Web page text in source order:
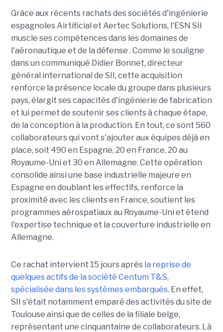
Grâce aux récents rachats des sociétés d'ingénierie
espagnoles Airtificial et Aertec Solutions, l'ESN SII
muscle ses compétences dans les domaines de
l'aéronautique et de la défense . Comme le souligne
dans un communiqué Didier Bonnet, directeur
général international de SII, cette acquisition
renforce la présence locale du groupe dans plusieurs
pays, élargit ses capacités d'ingénierie de fabrication
et lui permet de soutenir ses clients à chaque étape,
de la conception à la production. En tout, ce sont 560
collaborateurs qui vont s'ajouter aux équipes déjà en
place, soit 490 en Espagne, 20 en France, 20 au
Royaume-Uni et 30 en Allemagne. Cette opération
consolide ainsi une base industrielle majeure en
Espagne en doublant les effectifs, renforce la
proximité avec les clients en France, soutient les
programmes aérospatiaux au Royaume-Uni et étend
l'expertise technique et la couverture industrielle en
Allemagne.
Ce rachat intervient 15 jours après la reprise de
quelques actifs de la société Centum T&S,
spécialisée dans les systèmes embarqués. En effet,
SII s'était notamment emparé des activités du site de
Toulouse ainsi que de celles de la filiale belge,
représentant une cinquantaine de collaborateurs. Là